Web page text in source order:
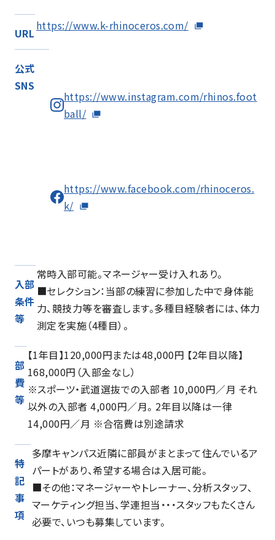
URL
https://www.k-rhinoceros.com/
公式
SNS
https://www.instagram.com/rhinos.foot
ball/
https://www.facebook.com/rhinoceros.
k/
入部
条件
等
常時入部可能。マネージャー受け入れあり。
■セレクション：当部の練習に参加した中で身体能
力、競技力等を審査します。多種目経験者には、体力
測定を実施（4種目）。
部
費
等
【1年目】120,000円または48,000円 【2年目以降】
168,000円（入部金なし）
※スポーツ・武道選抜での入部者 10,000円／月 それ
以外の入部者 4,000円／月。 2年目以降は一律
14,000円／月 ※合宿費は別途請求
特
記
事
項
多摩キャンパス近隣に部員がまとまって住んでいるア
パートがあり、希望する場合は入居可能。
■その他：マネージャーやトレーナー、分析スタッフ、
マーケティング担当、学連担当・・・スタッフもたくさん
必要で、いつも募集しています。